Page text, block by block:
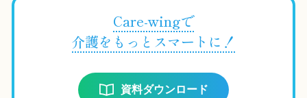
Care-wingで
介護をもっとスマートに！
資料ダウンロード